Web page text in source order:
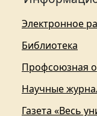
Электронное
Библиотека
Профсоюзная
Научные
Газета «Весь